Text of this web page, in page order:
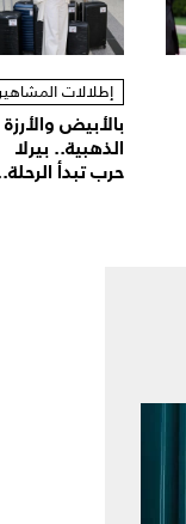
إطلالات
بالأبيض والأرزة
الذهبية.. بيرلا
حرب تبدأ